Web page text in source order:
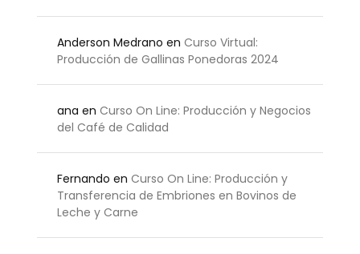
Anderson Medrano en Curso Virtual:
Producción de Gallinas Ponedoras 2024
ana en Curso On Line: Producción y Negocios
del Café de Calidad
Fernando en Curso On Line: Producción y
Transferencia de Embriones en Bovinos de
Leche y Carne